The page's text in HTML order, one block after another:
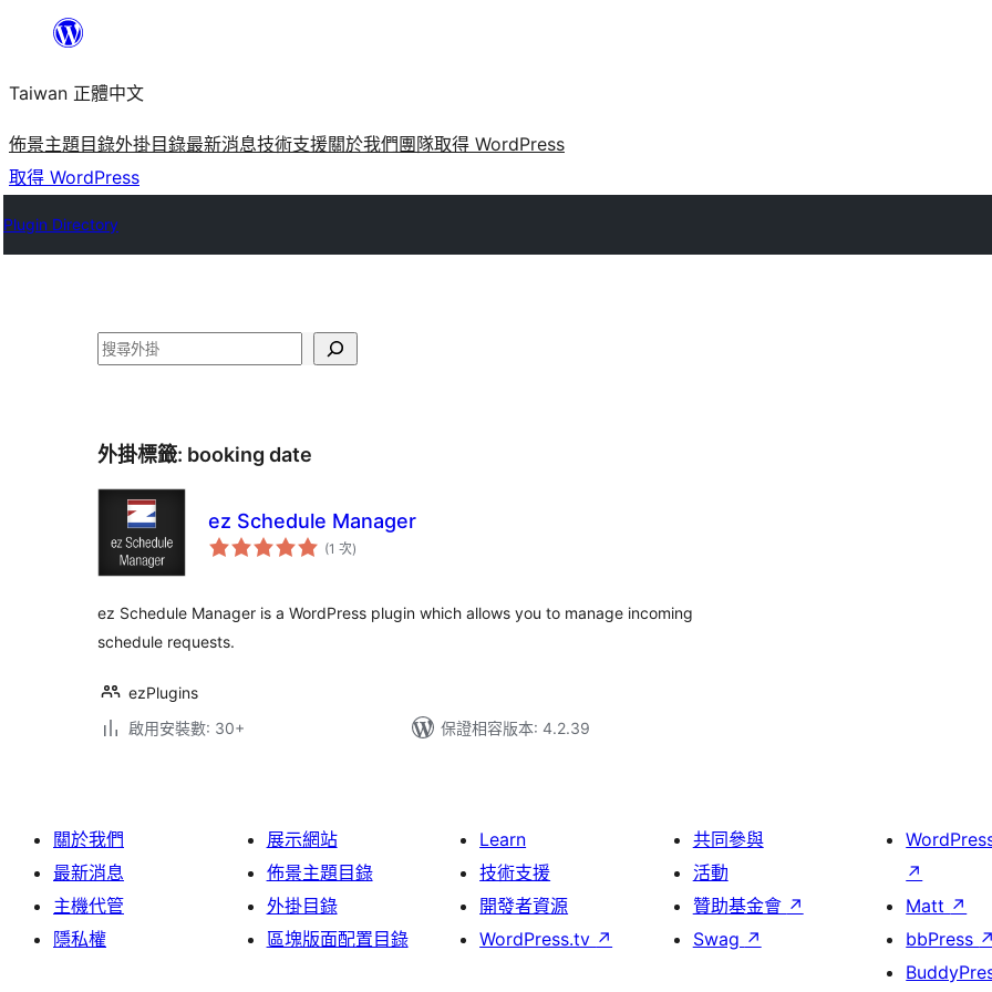
主
要
內
容
Taiwan 正體中文
佈景主題目錄外掛目錄最新消息技術支援關於我們 團隊取得 WordPress
取得 WordPress
Plugin Directory
搜
外掛標籤: booking date
ez Schedule Manager
(1 次評
分)
ez Schedule Manager is a WordPress plugin which allows you to manage incoming
schedule requests.
ezPlugins
啟用安裝數: 30+
保證相容版本: 4.2.39
關於我們
最新消息
主機代管
隱私權
展示網站
佈景主題目錄
外掛目錄
區塊版面配置目錄
Learn
技術支援
開發者資源
WordPress.tv ↗
共同參與
活動
贊助基金會 ↗
Swag ↗
↗
Matt ↗
bbPress ↗